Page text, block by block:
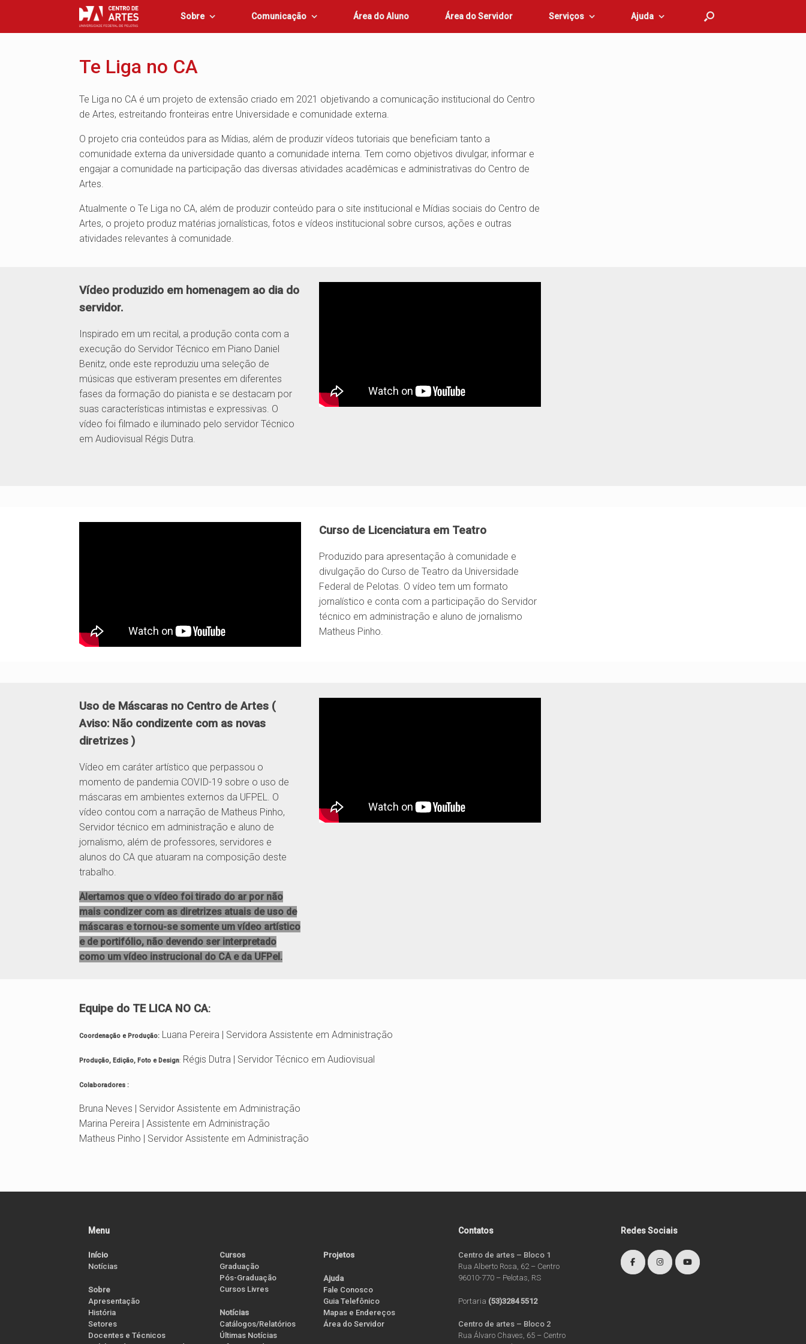
Sobre Comunicação Área do Aluno Área do Servidor Serviços Ajuda
Te Liga no CA
Te Liga no CA é um projeto de extensão criado em 2021 objetivando a comunicação institucional do Centro
de Artes, estreitando fronteiras entre Universidade e comunidade externa.
O projeto cria conteúdos para as Mídias, além de produzir vídeos tutoriais que beneficiam tanto a
comunidade externa da universidade quanto a comunidade interna. Tem como objetivos divulgar, informar e
engajar a comunidade na participação das diversas atividades acadêmicas e administrativas do Centro de
Artes.
Atualmente o Te Liga no CA, além de produzir conteúdo para o site institucional e Mídias sociais do Centro de
Artes, o projeto produz matérias jornalísticas, fotos e vídeos institucional sobre cursos, ações e outras
atividades relevantes à comunidade.
Vídeo produzido em homenagem ao dia do
servidor.
Inspirado em um recital, a produção conta com a
execução do Servidor Técnico em Piano Daniel
Benitz, onde este reproduziu uma seleção de
músicas que estiveram presentes em diferentes
fases da formação do pianista e se destacam por
suas características intimistas e expressivas. O
vídeo foi filmado e iluminado pelo servidor Técnico
em Audiovisual Régis Dutra.
Curso de Licenciatura em Teatro
Produzido para apresentação à comunidade e
divulgação do Curso de Teatro da Universidade
Federal de Pelotas. O vídeo tem um formato
jornalístico e conta com a participação do Servidor
técnico em administração e aluno de jornalismo
Matheus Pinho.
Uso de Máscaras no Centro de Artes (
Aviso: Não condizente com as novas
diretrizes )
Vídeo em caráter artístico que perpassou o
momento de pandemia COVID-19 sobre o uso de
máscaras em ambientes externos da UFPEL. O
vídeo contou com a narração de Matheus Pinho,
Servidor técnico em administração e aluno de
jornalismo, além de professores, servidores e
alunos do CA que atuaram na composição deste
trabalho.
Alertamos que o vídeo foi tirado do ar por não
mais condizer com as diretrizes atuais de uso de
máscaras e tornou-se somente um vídeo artístico
e de portifólio, não devendo ser interpretado
como um vídeo instrucional do CA e da UFPel.
Equipe do TE LICA NO CA:
Coordenação e Produção: Luana Pereira | Servidora Assistente em Administração
Produção, Edição, Foto e Design: Régis Dutra | Servidor Técnico em Audiovisual
Colaboradores :
Bruna Neves | Servidor Assistente em Administração
Marina Pereira | Assistente em Administração
Matheus Pinho | Servidor Assistente em Administração
Menu
Início
Notícias
Sobre
Apresentação
História
Setores
Docentes e Técnicos
Cursos
Graduação
Pós-Graduação
Cursos Livres
Notícias
Catálogos/Relatórios
Últimas Notícias
Projetos
Ajuda
Fale Conosco
Guia Telefônico
Mapas e Endereços
Área do Servidor
Contatos
Centro de artes – Bloco 1
Rua Alberto Rosa, 62 – Centro
96010-770 – Pelotas, RS
Portaria (53)3284 5512
Centro de artes – Bloco 2
Rua Álvaro Chaves, 65 – Centro
Redes Sociais